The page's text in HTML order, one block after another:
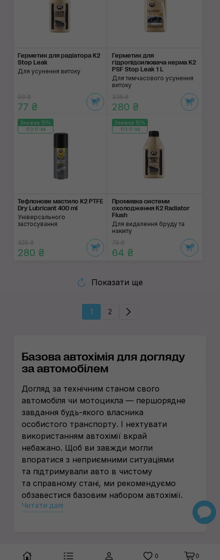
Герметик для радіатора K2
Stop Leak
Для усунення витоку
90 ₴
77 ₴
Герметик для
гідропідсилювача керма K2
PSF Stop Leak 1 L
Для тимчасового усунення
витоку
335 ₴
280 ₴
Знижка 15%
173:17:03
Тефлонове мастило K2 PTFE
Dry Lubricant 400 ml
Універсального
застосування
325 ₴
280 ₴
Знижка 15%
173:17:03
Промивка системи
охолодження K2 Radiator
Flush
Для видалення бруду та
накипу
75 ₴
64 ₴
Показати ще
1 2
Базова автохімія для догляду
за автомобілем
Догляд за технічним станом свого
автомобіля чи мотоцикла — першорядне
завдання будь-якого власника
особистого транспорту. І нехтувати
використанням автохімії вкрай
небажано. Щоб ви завжди могли
впоратися з неприємними ситуаціями
та підтримували авто в чистому
та справному стані, ми рекомендуємо
обзавестися базовим набором автохімії.
До нього входить лише 5 типів засобів:
експрес-ремонту
Читати далі
0 0